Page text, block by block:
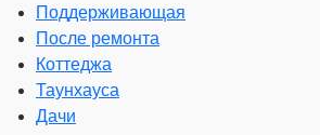
Поддерживающая
После ремонта
Коттеджа
Таунхауса
Дачи